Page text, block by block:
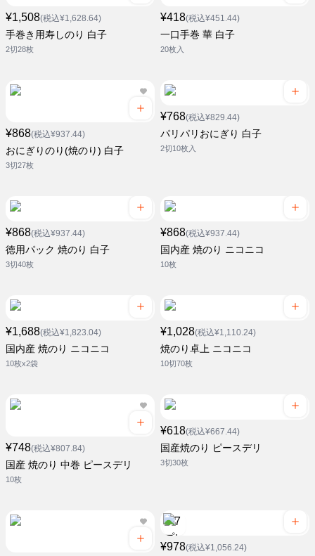
¥1,508(税込¥1,628.64)
手巻き用寿しのり 白子
2切28枚
¥418(税込¥451.44)
一口手巻 華 白子
20枚入
¥868(税込¥937.44)
おにぎりのり(焼のり) 白子
3切27枚
¥768(税込¥829.44)
パリパリおにぎり 白子
2切10枚入
¥868(税込¥937.44)
徳用パック 焼のり 白子
3切40枚
¥868(税込¥937.44)
国内産 焼のり ニコニコ
10枚
¥1,688(税込¥1,823.04)
国内産 焼のり ニコニコ
10枚x2袋
¥1,028(税込¥1,110.24)
焼のり卓上 ニコニコ
10切70枚
¥748(税込¥807.84)
国産 焼のり 中巻 ピースデリ
10枚
¥618(税込¥667.44)
国産焼のり ピースデリ
3切30枚
¥978(税込¥1,056.24)